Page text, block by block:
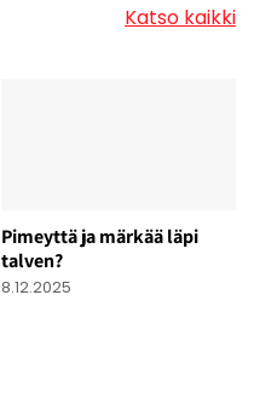
Katso kaikki
Pimeyttä ja märkää läpi
talven?
8.12.2025